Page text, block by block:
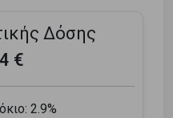
Δόσης
€
2.9%